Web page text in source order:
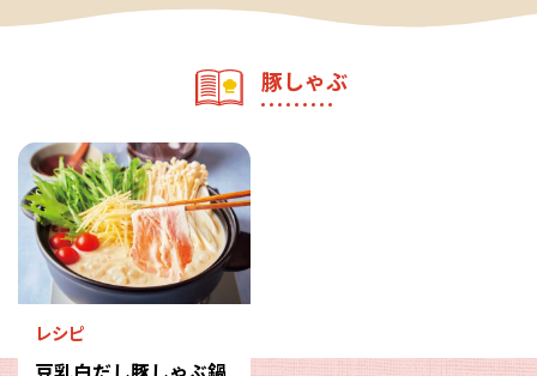
豚しゃぶ
レシピ